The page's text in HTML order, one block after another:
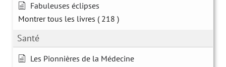
Fabuleuses éclipses
Montrer tous les livres ( 218 )
Santé
Les Pionnières de la Médecine